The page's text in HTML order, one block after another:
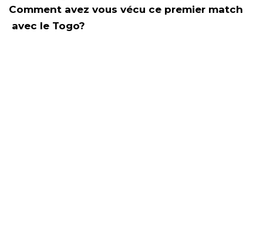
Comment avez vous vécu ce premier match
avec le Togo?